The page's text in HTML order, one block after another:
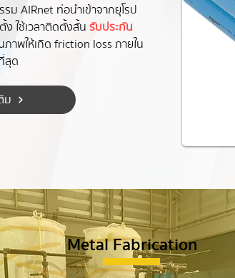
AIRnet ท่อนำเข้าจากยุโรป
ใช้เวลาติดตั้งสั้น รับประกัน
าพให้เกิด friction loss ภายใน
สุด
ม
Metal Fabrication